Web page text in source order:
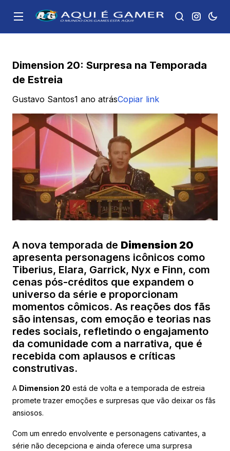
Dimension 20: Surpresa na Temporada
de Estreia
Gustavo Santos1 ano atrásCopiar link
A nova temporada de Dimension 20
apresenta personagens icônicos como
Tiberius, Elara, Garrick, Nyx e Finn, com
cenas pós-créditos que expandem o
universo da série e proporcionam
momentos cômicos. As reações dos fãs
são intensas, com emoção e teorias nas
redes sociais, refletindo o engajamento
da comunidade com a narrativa, que é
recebida com aplausos e críticas
construtivas.
A Dimension 20 está de volta e a temporada de estreia
promete trazer emoções e surpresas que vão deixar os fãs
ansiosos.
Com um enredo envolvente e personagens cativantes, a
série não decepciona e ainda oferece uma surpresa